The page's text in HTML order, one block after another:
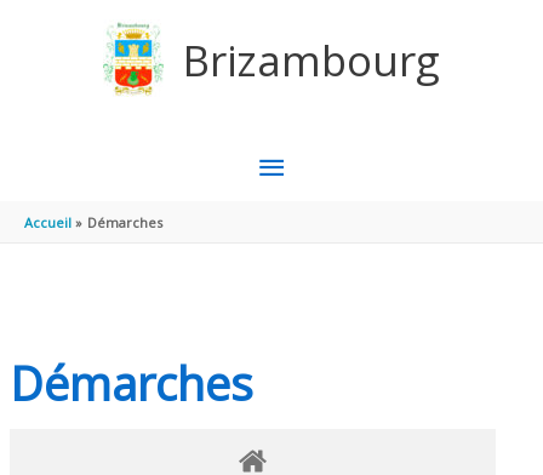
Brizambourg
MENU
Accueil Démarches
Démarches